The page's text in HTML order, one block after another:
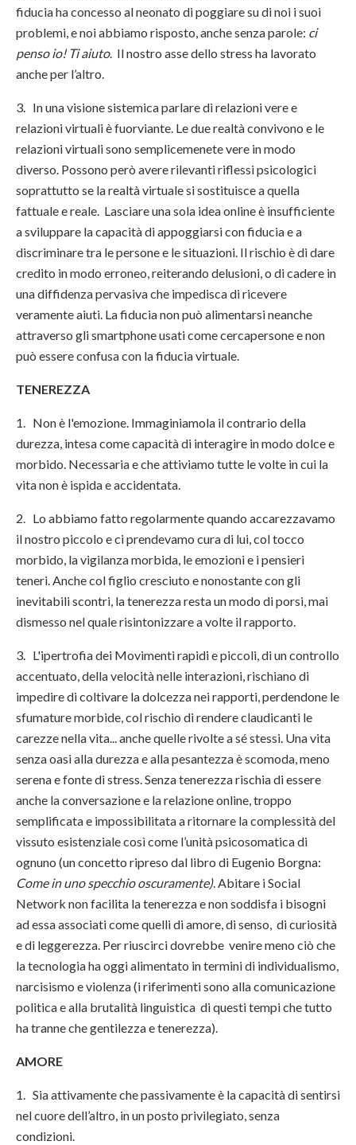
fiducia ha concesso al neonato di poggiare su di noi i suoi
problemi, e noi abbiamo risposto, anche senza parole: ci
penso io! Ti aiuto. Il nostro asse dello stress ha lavorato
anche per l’altro.
3. In una visione sistemica parlare di relazioni vere e
relazioni virtuali è fuorviante. Le due realtà convivono e le
relazioni virtuali sono semplicemenete vere in modo
diverso. Possono però avere rilevanti riflessi psicologici
soprattutto se la realtà virtuale si sostituisce a quella
fattuale e reale. Lasciare una sola idea online è insufficiente
a sviluppare la capacità di appoggiarsi con fiducia e a
discriminare tra le persone e le situazioni. Il rischio è di dare
credito in modo erroneo, reiterando delusioni, o di cadere in
una diffidenza pervasiva che impedisca di ricevere
veramente aiuti. La fiducia non può alimentarsi neanche
attraverso gli smartphone usati come cercapersone e non
può essere confusa con la fiducia virtuale.
TENEREZZA
1. Non è l'emozione. Immaginiamola il contrario della
durezza, intesa come capacità di interagire in modo dolce e
morbido. Necessaria e che attiviamo tutte le volte in cui la
vita non è ispida e accidentata.
2. Lo abbiamo fatto regolarmente quando accarezzavamo
il nostro piccolo e ci prendevamo cura di lui, col tocco
morbido, la vigilanza morbida, le emozioni e i pensieri
teneri. Anche col figlio cresciuto e nonostante con gli
inevitabili scontri, la tenerezza resta un modo di porsi, mai
dismesso nel quale risintonizzare a volte il rapporto.
3. L'ipertrofia dei Movimenti rapidi e piccoli, di un controllo
accentuato, della velocità nelle interazioni, rischiano di
impedire di coltivare la dolcezza nei rapporti, perdendone le
sfumature morbide, col rischio di rendere claudicanti le
carezze nella vita... anche quelle rivolte a sé stessi. Una vita
senza oasi alla durezza e alla pesantezza è scomoda, meno
serena e fonte di stress. Senza tenerezza rischia di essere
anche la conversazione e la relazione online, troppo
semplificata e impossibilitata a ritornare la complessità del
vissuto esistenziale così come l’unità psicosomatica di
ognuno (un concetto ripreso dal libro di Eugenio Borgna:
Come in uno specchio oscuramente). Abitare i Social
Network non facilita la tenerezza e non soddisfa i bisogni
ad essa associati come quelli di amore, di senso, di curiosità
e di leggerezza. Per riuscirci dovrebbe venire meno ciò che
la tecnologia ha oggi alimentato in termini di individualismo,
narcisismo e violenza (i riferimenti sono alla comunicazione
politica e alla brutalità linguistica di questi tempi che tutto
ha tranne che gentilezza e tenerezza).
AMORE
1. Sia attivamente che passivamente è la capacità di sentirsi
nel cuore dell’altro, in un posto privilegiato, senza
condizioni.